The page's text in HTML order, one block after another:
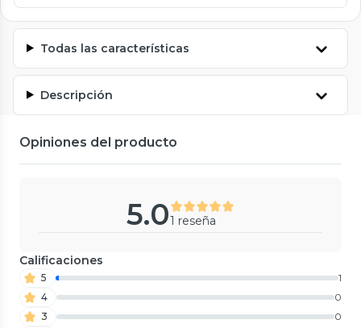
Todas las características
Descripción
Opiniones del producto
5.01 reseña
Calificaciones
5
1
4
0
3
0